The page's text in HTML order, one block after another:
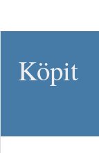
Köpit